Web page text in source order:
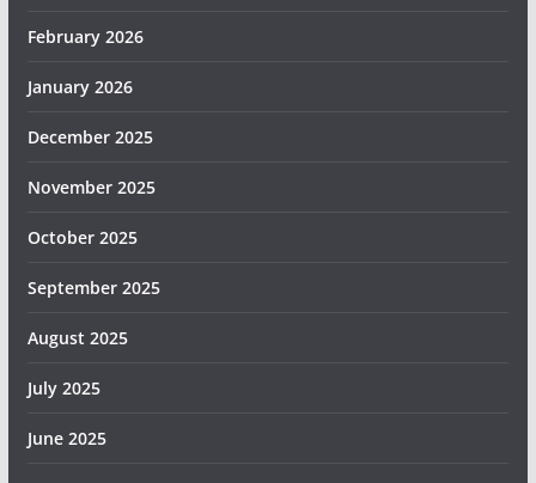
February 2026
January 2026
December 2025
November 2025
October 2025
September 2025
August 2025
July 2025
June 2025